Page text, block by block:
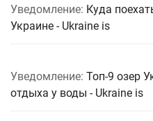
Уведомление: Куда
Украине - Ukraine is
Уведомление: Топ-9 озер
отдыха у воды - Ukraine is